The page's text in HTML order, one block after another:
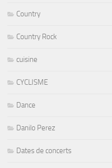
Country
Country Rock
cuisine
CYCLISME
Dance
Danilo Perez
Dates de concerts